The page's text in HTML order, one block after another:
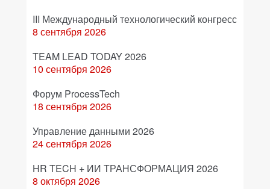
III Международный технологический конгресс
8 сентября 2026
TEAM LEAD TODAY 2026
10 сентября 2026
Форум ProcessTech
18 сентября 2026
Управление данными 2026
24 сентября 2026
HR TECH + ИИ ТРАНСФОРМАЦИЯ 2026
8 октября 2026